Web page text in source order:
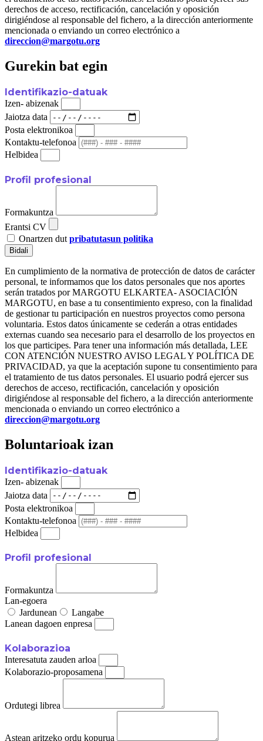
derechos de acceso, rectificación, cancelación y oposición
dirigiéndose al responsable del fichero, a la dirección anteriormente
mencionada o enviando un correo electrónico a
direccion@margotu.org
Gurekin bat egin
Identifikazio-datuak
Izen- abizenak
Jaiotza data
Posta elektronikoa
Kontaktu-telefonoa
Helbidea
Profil profesional
Formakuntza
Erantsi CV
Onartzen dut pribatutasun politika
Bidali
En cumplimiento de la normativa de protección de datos de carácter
personal, te informamos que los datos personales que nos aportes
serán tratados por MARGOTU ELKARTEA- ASOCIACIÓN
MARGOTU, en base a tu consentimiento expreso, con la finalidad
de gestionar tu participación en nuestros proyectos como persona
voluntaria. Estos datos únicamente se cederán a otras entidades
externas cuando sea necesario para el desarrollo de los proyectos en
los que participes. Para tener una información más detallada, LEE
CON ATENCIÓN NUESTRO AVISO LEGAL Y POLÍTICA DE
PRIVACIDAD, ya que la aceptación supone tu consentimiento para
el tratamiento de tus datos personales. El usuario podrá ejercer sus
derechos de acceso, rectificación, cancelación y oposición
dirigiéndose al responsable del fichero, a la dirección anteriormente
mencionada o enviando un correo electrónico a
direccion@margotu.org
Boluntarioak izan
Identifikazio-datuak
Izen- abizenak
Jaiotza data
Posta elektronikoa
Kontaktu-telefonoa
Helbidea
Profil profesional
Formakuntza
Lan-egoera
Jardunean
Langabe
Lanean dagoen enpresa
Kolaborazioa
Interesatuta zauden arloa
Kolaborazio-proposamena
Ordutegi librea
Astean aritzeko ordu kopurua